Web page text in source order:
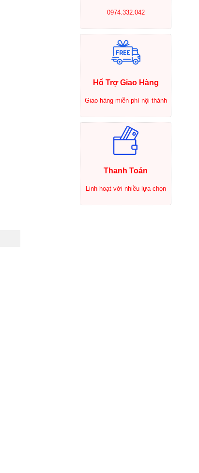
0974.332.042
Hổ Trợ Giao Hàng
Giao hàng miễn phí nội thành
Thanh Toán
Linh hoạt với nhiều lựa chọn